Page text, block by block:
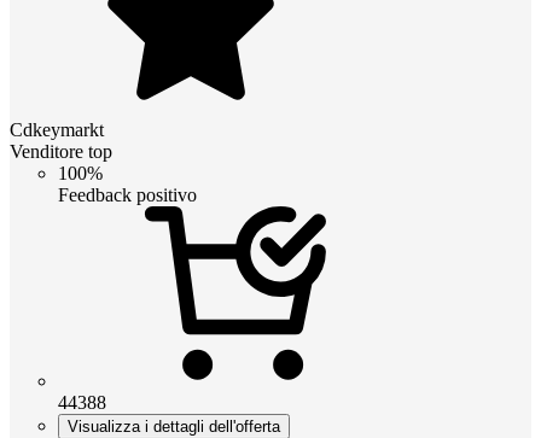
Cdkeymarkt
Venditore top
100%
Feedback positivo
44388
Visualizza i dettagli dell'offerta